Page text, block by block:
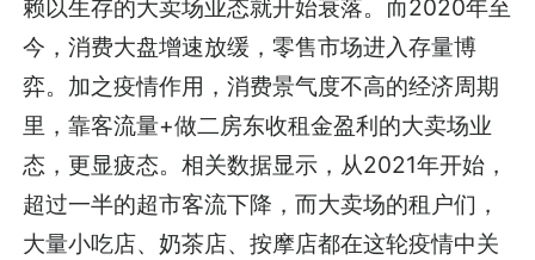
赖以生存的大卖场业态就开始衰落。而2020年至
今，消费大盘增速放缓，零售市场进入存量博
弈。加之疫情作用，消费景气度不高的经济周期
里，靠客流量+做二房东收租金盈利的大卖场业
态，更显疲态。相关数据显示，从2021年开始，
超过一半的超市客流下降，而大卖场的租户们，
大量小吃店、奶茶店、按摩店都在这轮疫情中关